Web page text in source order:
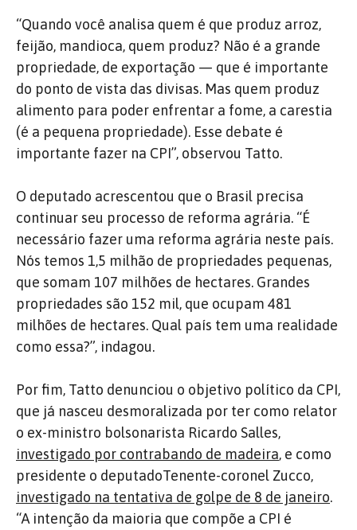
“Quando você analisa quem é que produz arroz,
feijão, mandioca, quem produz? Não é a grande
propriedade, de exportação — que é importante
do ponto de vista das divisas. Mas quem produz
alimento para poder enfrentar a fome, a carestia
(é a pequena propriedade). Esse debate é
importante fazer na CPI”, observou Tatto.
O deputado acrescentou que o Brasil precisa
continuar seu processo de reforma agrária. “É
necessário fazer uma reforma agrária neste país.
Nós temos 1,5 milhão de propriedades pequenas,
que somam 107 milhões de hectares. Grandes
propriedades são 152 mil, que ocupam 481
milhões de hectares. Qual país tem uma realidade
como essa?”, indagou.
Por fim, Tatto denunciou o objetivo político da CPI,
que já nasceu desmoralizada por ter como relator
o ex-ministro bolsonarista Ricardo Salles,
investigado por contrabando de madeira, e como
presidente o deputadoTenente-coronel Zucco,
investigado na tentativa de golpe de 8 de janeiro.
“A intenção da maioria que compõe a CPI é